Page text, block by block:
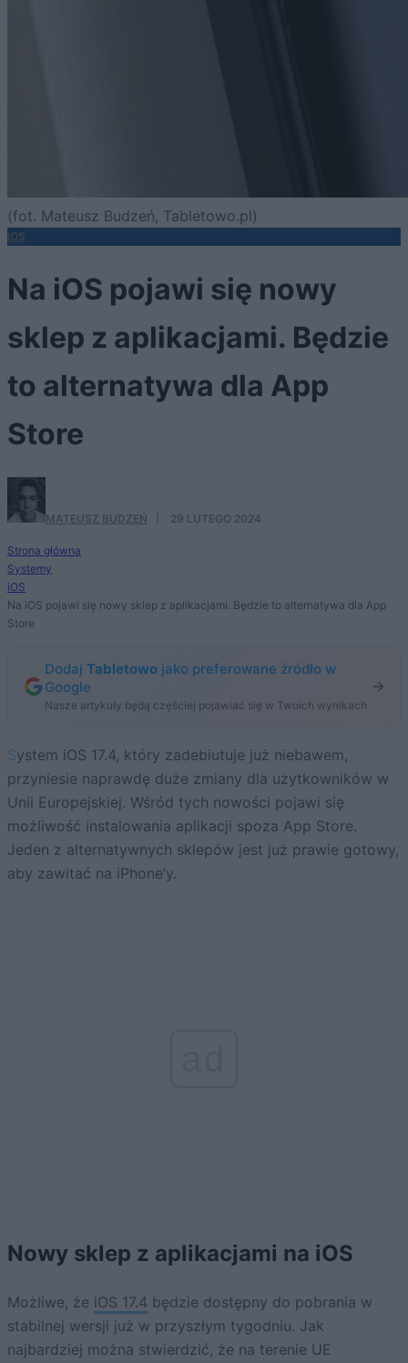
(fot. Mateusz Budzeń, Tabletowo.pl)
IOS
Na iOS pojawi się nowy
sklep z aplikacjami. Będzie
to alternatywa dla App
Store
MATEUSZ BUDZEŃ 29 LUTEGO 2024
Strona główna
Systemy
iOS
Na iOS pojawi się nowy sklep z aplikacjami. Będzie to alternatywa dla App
Store
Dodaj Tabletowo jako preferowane źródło w
Google
Nasze artykuły będą częściej pojawiać się w Twoich wynikach
System iOS 17.4, który zadebiutuje już niebawem,
przyniesie naprawdę duże zmiany dla użytkowników w
Unii Europejskiej. Wśród tych nowości pojawi się
możliwość instalowania aplikacji spoza App Store.
Jeden z alternatywnych sklepów jest już prawie gotowy,
aby zawitać na iPhone’y.
Nowy sklep z aplikacjami na iOS
Możliwe, że iOS 17.4 będzie dostępny do pobrania w
stabilnej wersji już w przyszłym tygodniu. Jak
najbardziej można stwierdzić, że na terenie UE